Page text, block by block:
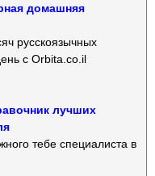
домашняя
русскоязычных
с Orbita.co.il
лучших
тебе специалиста в